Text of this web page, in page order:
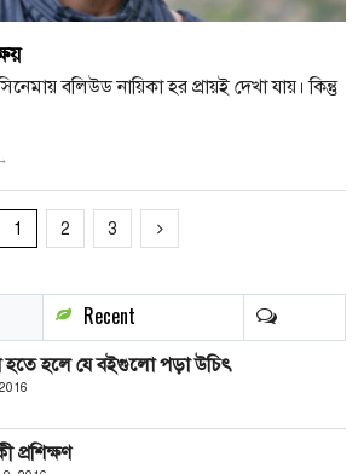
বলিউড নায়িকা হর প্রায়ই দেখা যায়। কিন্তু
1 2 3
Recent
হতে হলে যে বইগুলো পড়া উচিৎ
প্রশিক্ষণ